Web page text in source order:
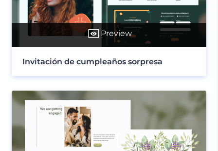
Preview
Invitación de cumpleaños sorpresa